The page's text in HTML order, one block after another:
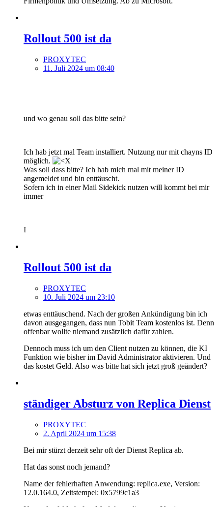
Rollout 500 ist da
PROXYTEC
11. Juli 2024 um 08:40
und wo genau soll das bitte sein?
Ich hab jetzt mal Team installiert. Nutzung nur mit chayns ID
möglich.
Was soll dass bitte? Ich hab mich mal mit meiner ID
angemeldet und bin enttäuscht.
Sofern ich in einer Mail Sidekick nutzen will kommt bei mir
immer
I
Rollout 500 ist da
PROXYTEC
10. Juli 2024 um 23:10
etwas enttäuschend. Nach der großen Ankündigung bin ich
davon ausgegangen, dass nun Tobit Team kostenlos ist. Denn
offenbar wollte niemand zusätzlich dafür zahlen.
Dennoch muss ich um den Client nutzen zu können, die KI
Funktion wie bisher im David Administrator aktivieren. Und
das kostet Geld. Also was bitte hat sich jetzt groß geändert?
ständiger Absturz von Replica Dienst
PROXYTEC
2. April 2024 um 15:38
Bei mir stürzt derzeit sehr oft der Dienst Replica ab.
Hat das sonst noch jemand?
Name der fehlerhaften Anwendung: replica.exe, Version:
12.0.164.0, Zeitstempel: 0x5799c1a3